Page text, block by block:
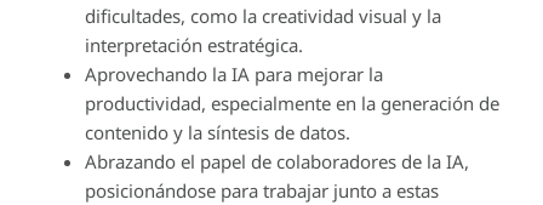
dificultades, como la creatividad visual y la
interpretación estratégica.
Aprovechando la IA para mejorar la
productividad, especialmente en la generación de
contenido y la síntesis de datos.
Abrazando el papel de colaboradores de la IA,
posicionándose para trabajar junto a estas